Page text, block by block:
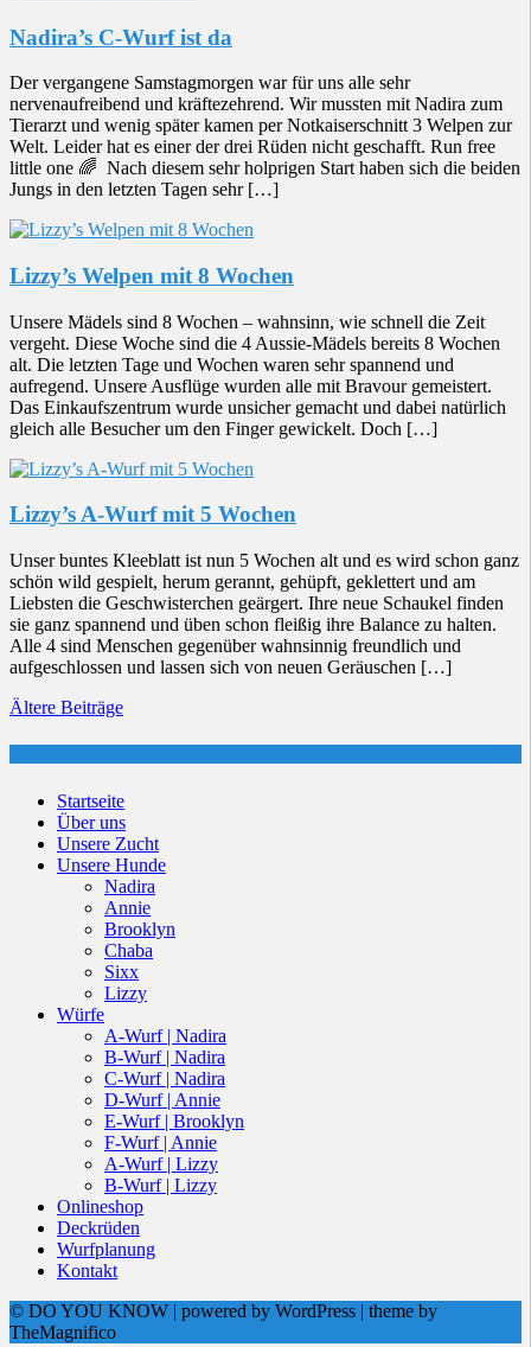
Nadira’s C-Wurf ist da
Der vergangene Samstagmorgen war für uns alle sehr
nervenaufreibend und kräftezehrend. Wir mussten mit Nadira zum
Tierarzt und wenig später kamen per Notkaiserschnitt 3 Welpen zur
Welt. Leider hat es einer der drei Rüden nicht geschafft. Run free
little one 🌈 Nach diesem sehr holprigen Start haben sich die beiden
Jungs in den letzten Tagen sehr […]
Lizzy’s Welpen mit 8 Wochen
Unsere Mädels sind 8 Wochen – wahnsinn, wie schnell die Zeit
vergeht. Diese Woche sind die 4 Aussie-Mädels bereits 8 Wochen
alt. Die letzten Tage und Wochen waren sehr spannend und
aufregend. Unsere Ausflüge wurden alle mit Bravour gemeistert.
Das Einkaufszentrum wurde unsicher gemacht und dabei natürlich
gleich alle Besucher um den Finger gewickelt. Doch […]
Lizzy’s A-Wurf mit 5 Wochen
Unser buntes Kleeblatt ist nun 5 Wochen alt und es wird schon ganz
schön wild gespielt, herum gerannt, gehüpft, geklettert und am
Liebsten die Geschwisterchen geärgert. Ihre neue Schaukel finden
sie ganz spannend und üben schon fleißig ihre Balance zu halten.
Alle 4 sind Menschen gegenüber wahnsinnig freundlich und
aufgeschlossen und lassen sich von neuen Geräuschen […]
Beitragsnavigation
Ältere Beiträge
Startseite
Über uns
Unsere Zucht
Unsere Hunde
Nadira
Annie
Brooklyn
Chaba
Sixx
Lizzy
Würfe
A-Wurf | Nadira
B-Wurf | Nadira
C-Wurf | Nadira
D-Wurf | Annie
E-Wurf | Brooklyn
F-Wurf | Annie
A-Wurf | Lizzy
B-Wurf | Lizzy
Onlineshop
Deckrüden
Wurfplanung
Kontakt
© DO YOU KNOW | powered by WordPress | theme by
TheMagnifico